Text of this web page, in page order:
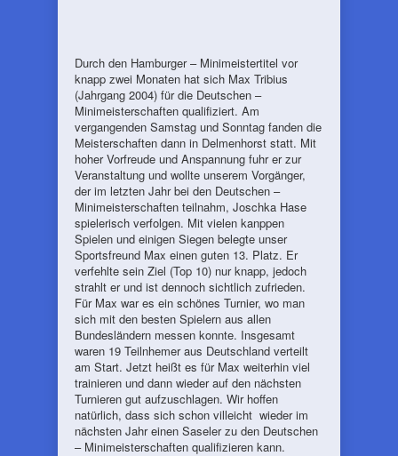
Durch den Hamburger – Minimeistertitel vor
knapp zwei Monaten hat sich Max Tribius
(Jahrgang 2004) für die Deutschen –
Minimeisterschaften qualifiziert. Am
vergangenden Samstag und Sonntag fanden die
Meisterschaften dann in Delmenhorst statt. Mit
hoher Vorfreude und Anspannung fuhr er zur
Veranstaltung und wollte unserem Vorgänger,
der im letzten Jahr bei den Deutschen –
Minimeisterschaften teilnahm, Joschka Hase
spielerisch verfolgen. Mit vielen kanppen
Spielen und einigen Siegen belegte unser
Sportsfreund Max einen guten 13. Platz. Er
verfehlte sein Ziel (Top 10) nur knapp, jedoch
strahlt er und ist dennoch sichtlich zufrieden.
Für Max war es ein schönes Turnier, wo man
sich mit den besten Spielern aus allen
Bundesländern messen konnte. Insgesamt
waren 19 Teilnhemer aus Deutschland verteilt
am Start. Jetzt heißt es für Max weiterhin viel
trainieren und dann wieder auf den nächsten
Turnieren gut aufzuschlagen. Wir hoffen
natürlich, dass sich schon villeicht wieder im
nächsten Jahr einen Saseler zu den Deutschen
– Minimeisterschaften qualifizieren kann.